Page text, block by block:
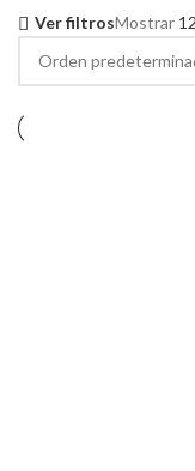
Ver filtrosMostrar 12